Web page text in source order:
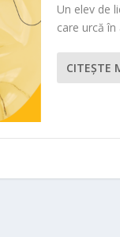
Un elev de
care urcă în
CITEŞTE